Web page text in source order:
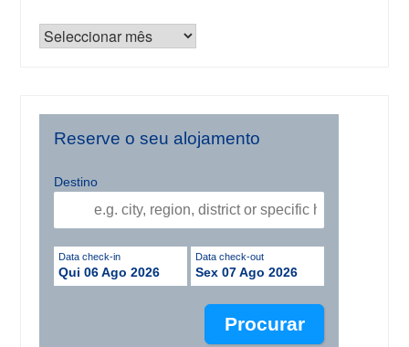
Reserve o seu alojamento
Destino
Data check-in
Qui 06 Ago 2026
Data check-out
Sex 07 Ago 2026